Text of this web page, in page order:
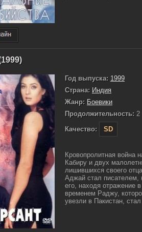
Год выпуска: 1999
Страна: Индия
Жанр: Боевики
Продолжительность: 2
Качество:
SD
Кровопролитная война
Кабиру и двух
лишившихся своего
Аджай стал
его, находя отражение
временем Раджу,
увезли в Пакистан,